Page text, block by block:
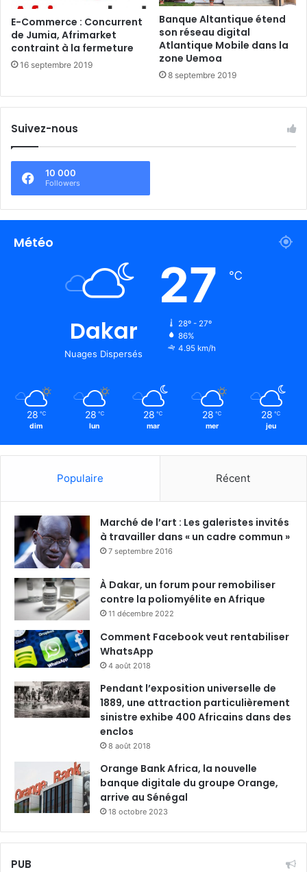
E-Commerce : Concurrent
de Jumia, Afrimarket
contraint à la fermeture
16 septembre 2019
Banque Altantique étend
son réseau digital
Atlantique Mobile dans la
zone Uemoa
8 septembre 2019
Suivez-nous
10 000
Followers
Météo
Dakar
Nuages Dispersés
27 ℃
28º - 27º
86%
4.95 km/h
28 ℃
dim
28 ℃
lun
28 ℃
mar
28 ℃
mer
28 ℃
jeu
Populaire Récent
Marché de l’art : Les galeristes invités
à travailler dans « un cadre commun »
7 septembre 2016
À Dakar, un forum pour remobiliser
contre la poliomyélite en Afrique
11 décembre 2022
Comment Facebook veut rentabiliser
WhatsApp
4 août 2018
Pendant l’exposition universelle de
1889, une attraction particulièrement
sinistre exhibe 400 Africains dans des
enclos
8 août 2018
Orange Bank Africa, la nouvelle
banque digitale du groupe Orange,
arrive au Sénégal
18 octobre 2023
PUB